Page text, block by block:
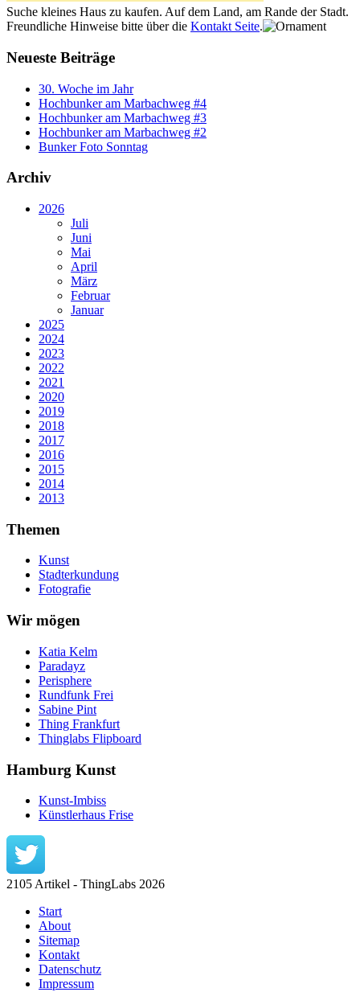
Suche kleines Haus zu kaufen. Auf dem Land, am Rande der Stadt.
Freundliche Hinweise bitte über die Kontakt Seite.
Neueste Beiträge
30. Woche im Jahr
Hochbunker am Marbachweg #4
Hochbunker am Marbachweg #3
Hochbunker am Marbachweg #2
Bunker Foto Sonntag
Archiv
2026
Juli
Juni
Mai
April
März
Februar
Januar
2025
2024
2023
2022
2021
2020
2019
2018
2017
2016
2015
2014
2013
Themen
Kunst
Stadterkundung
Fotografie
Wir mögen
Katia Kelm
Paradayz
Perisphere
Rundfunk Frei
Sabine Pint
Thing Frankfurt
Thinglabs Flipboard
Hamburg Kunst
Kunst-Imbiss
Künstlerhaus Frise
2105 Artikel - ThingLabs 2026
Start
About
Sitemap
Kontakt
Datenschutz
Impressum